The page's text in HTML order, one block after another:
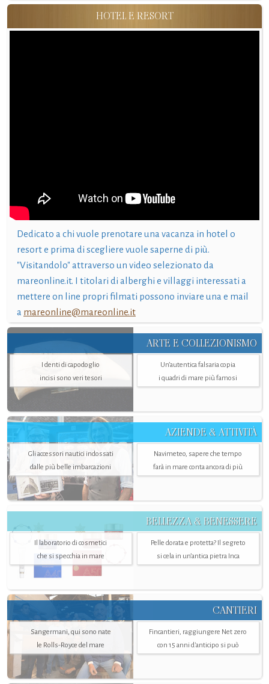
HOTEL E RESORT
Dedicato a chi vuole prenotare una vacanza in hotel o
resort e prima di scegliere vuole saperne di più.
"Visitandolo" attraverso un video selezionato da
mareonline.it. I titolari di alberghi e villaggi interessati a
mettere on line propri filmati possono inviare una e mail
a mareonline@mareonline.it
ARTE E COLLEZIONISMO
I denti di capodoglio
incisi sono veri tesori
Un’autentica falsaria copia
i quadri di mare più famosi
AZIENDE & ATTIVITÀ
Gli accessori nautici indossati
dalle più belle imbarcazioni
Navimeteo, sapere che tempo
farà in mare conta ancora di più
BELLEZZA & BENESSERE
Il laboratorio di cosmetici
che si specchia in mare
Pelle dorata e protetta? Il segreto
si cela in un’antica pietra Inca
CANTIERI
Sangermani, qui sono nate
le Rolls-Royce del mare
Fincantieri, raggiungere Net zero
con 15 anni d'anticipo si può